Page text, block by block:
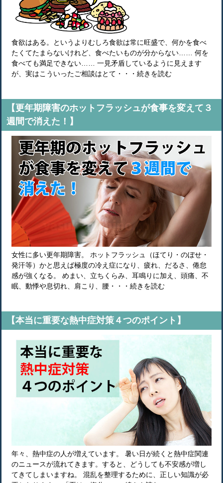
食欲はある。というよりむしろ食欲は常に旺盛で、何かを食べ
たくてたまらないけれど、食べたいものが分からない…… 何を
食べても満足できない…… 一見矛盾しているように見えます
が、実はこういったご相談はとて・・・続きを読む
【更年期障害のホットフラッシュが食事を変えて３
週間で消えた！】
女性に多い更年期障害。 ホットフラッシュ（ほてり・のぼせ・
発汗等）かと思えば極度の冷え症になり、疲れ、だるさ、倦怠
感が強くなる。 めまい、立ちくらみ、耳鳴りに加え、頭痛、不
眠、動悸や息切れ、肩こり、腰・・・続きを読む
【本当に重要な熱中症対策４つのポイント】
年々、熱中症の人が増えています。 暑い日が続くと熱中症関連
のニュースが流れてきます。すると、どうしても不安感が増し
てきてしまいますね。 混乱を整理するために、正しい知識が必